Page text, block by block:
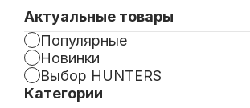
Актуальные товары
Популярные
Новинки
Выбор HUNTERS
Категории